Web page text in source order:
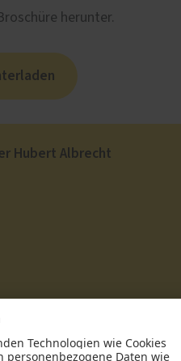
herunter.
Hubert Albrecht